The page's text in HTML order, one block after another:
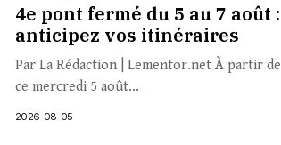
4e pont fermé du 5 au 7 août :
anticipez vos itinéraires
Par La Rédaction | Lementor.net À partir de
ce mercredi 5 août...
2026-08-05